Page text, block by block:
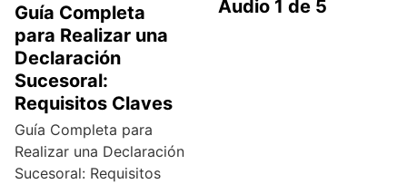
Guía Completa
para Realizar una
Declaración
Sucesoral:
Requisitos Claves
Guía Completa para
Realizar una Declaración
Sucesoral: Requisitos
Audio 1 de 5